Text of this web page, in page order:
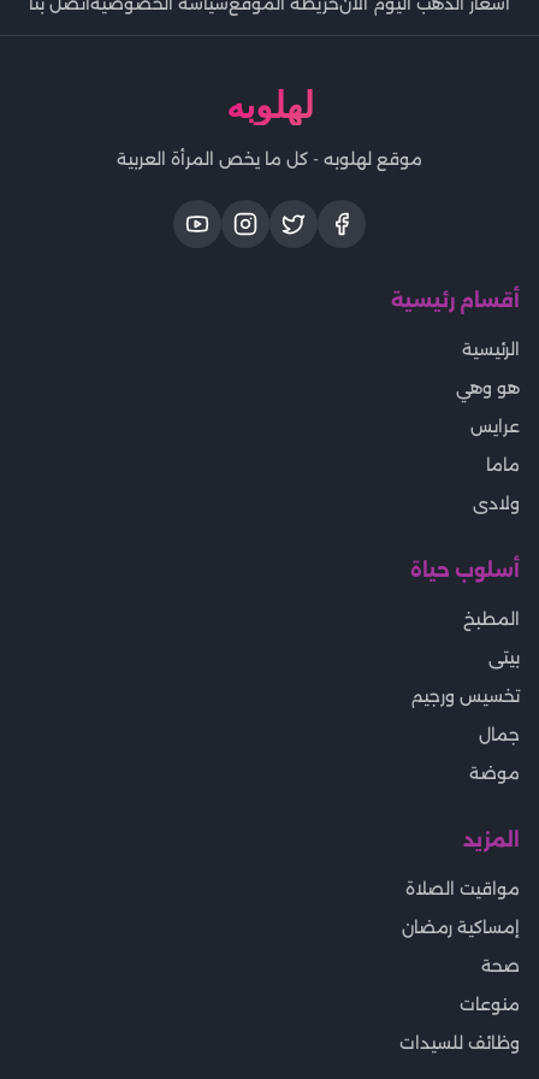
لهلوبه
موقع لهلوبه - كل ما يخص المرأة العربية
أقسام رئيسية
الرئيسية
هو وهي
عرايس
ماما
ولادى
أسلوب حياة
المطبخ
بيتى
تخسيس ورجيم
جمال
موضة
المزيد
مواقيت الصلاة
إمساكية رمضان
صحة
منوعات
وظائف للسيدات